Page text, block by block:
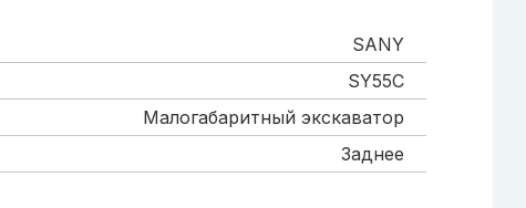
SANY
SY55C
Малогабаритный экскаватор
Заднее